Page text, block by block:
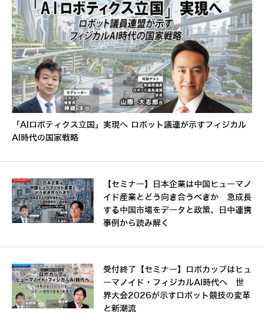
「AIロボティクス立国」実現へ ロボット議連が示すフィジカル
AI時代の国家戦略
【セミナー】日本企業は中国ヒューマノ
イド産業とどう向き合うべきか 急成長
する中国市場をデータと政策、日中連携
事例から読み解く
受付終了【セミナー】ロボカップはヒュ
ーマノイド・フィジカルAI時代へ 世
界大会2026が示すロボット競技の変革
と新潮流